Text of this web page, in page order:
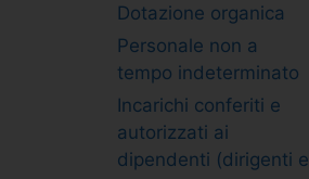
Dotazione organica
Personale non a
tempo indeterminato
Incarichi conferiti e
autorizzati ai
dipendenti (dirigenti e